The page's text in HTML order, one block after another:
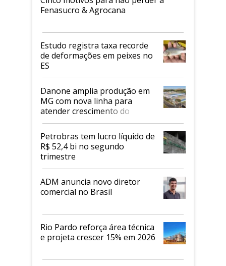
Fenasucro & Agrocana
Estudo registra taxa recorde
de deformações em peixes no
ES
Danone amplia produção em
MG com nova linha para
atender crescimento do
mercado de alimentos
proteicos
Petrobras tem lucro líquido de
R$ 52,4 bi no segundo
trimestre
ADM anuncia novo diretor
comercial no Brasil
Rio Pardo reforça área técnica
e projeta crescer 15% em 2026